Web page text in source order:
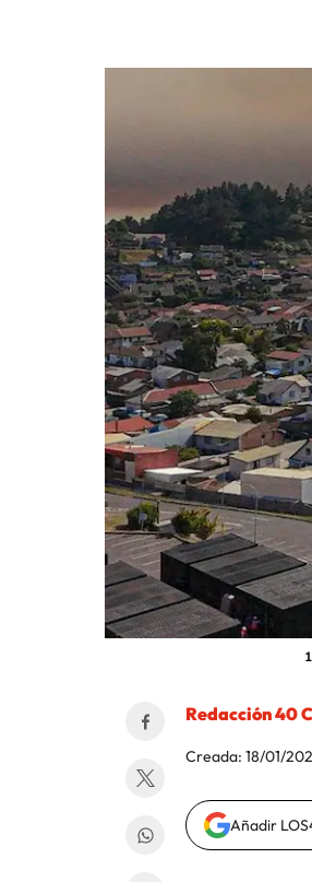
Redacción 40
Creada: 18/01/
Añadir